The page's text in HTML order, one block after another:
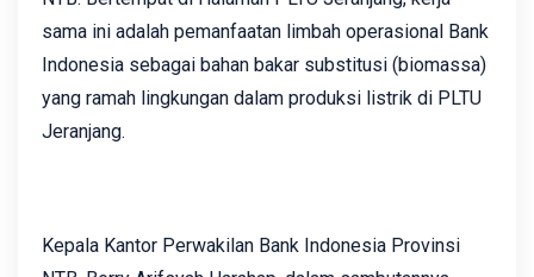
sama ini adalah pemanfaatan limbah operasional Bank
Indonesia sebagai bahan bakar substitusi (biomassa)
yang ramah lingkungan dalam produksi listrik di PLTU
Jeranjang.
Kepala Kantor Perwakilan Bank Indonesia Provinsi